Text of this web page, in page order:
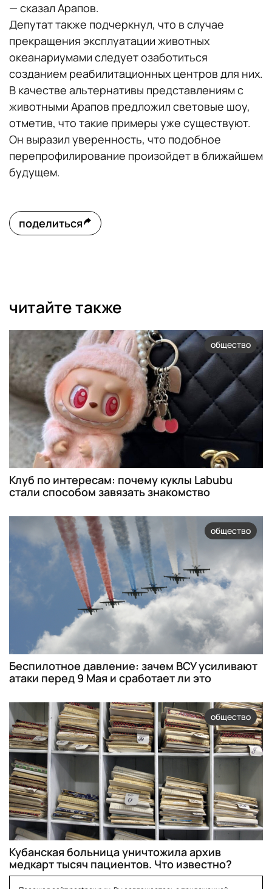
— сказал Арапов.
Депутат также подчеркнул, что в случае
прекращения эксплуатации животных
океанариумами следует озаботиться
созданием реабилитационных центров для них.
В качестве альтернативы представлениям с
животными Арапов предложил световые шоу,
отметив, что такие примеры уже существуют.
Он выразил уверенность, что подобное
перепрофилирование произойдет в ближайшем
будущем.
поделиться
читайте также
общество
Клуб по интересам: почему куклы Labubu
стали способом завязать знакомство
общество
Беспилотное давление: зачем ВСУ усиливают
атаки перед 9 Мая и сработает ли это
общество
Кубанская больница уничтожила архив
медкарт тысяч пациентов. Что известно?